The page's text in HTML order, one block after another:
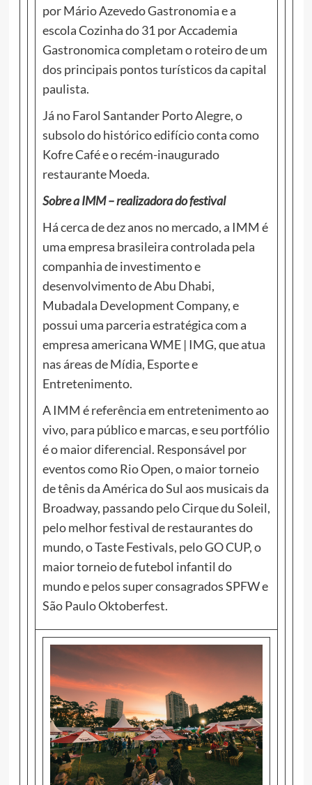
por Mário Azevedo Gastronomia e a
escola Cozinha do 31 por Accademia
Gastronomica completam o roteiro de um
dos principais pontos turísticos da capital
paulista.
Já no Farol Santander Porto Alegre, o
subsolo do histórico edifício conta como
Kofre Café e o recém-inaugurado
restaurante Moeda.
Sobre a IMM – realizadora do festival
Há cerca de dez anos no mercado, a IMM é
uma empresa brasileira controlada pela
companhia de investimento e
desenvolvimento de Abu Dhabi,
Mubadala Development Company, e
possui uma parceria estratégica com a
empresa americana WME | IMG, que atua
nas áreas de Mídia, Esporte e
Entretenimento.
A IMM é referência em entretenimento ao
vivo, para público e marcas, e seu portfólio
é o maior diferencial. Responsável por
eventos como Rio Open, o maior torneio
de tênis da América do Sul aos musicais da
Broadway, passando pelo Cirque du Soleil,
pelo melhor festival de restaurantes do
mundo, o Taste Festivals, pelo GO CUP, o
maior torneio de futebol infantil do
mundo e pelos super consagrados SPFW e
São Paulo Oktoberfest.